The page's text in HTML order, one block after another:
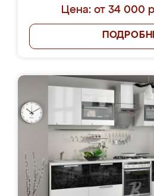
Цена: от 34 000